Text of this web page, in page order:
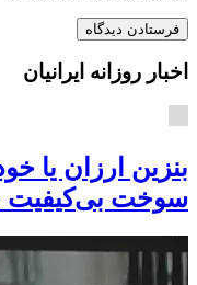
اخبار روزانه ایرانیان
بنزین ارزان یا
سوخت